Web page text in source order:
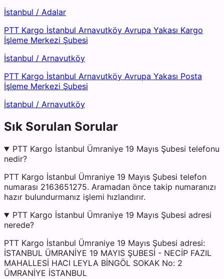
İstanbul / Adalar
PTT Kargo İstanbul Arnavutköy Avrupa Yakası Kargo
İşleme Merkezi Şubesi
İstanbul / Arnavutköy
PTT Kargo İstanbul Arnavutköy Avrupa Yakası Posta
İşleme Merkezi Şubesi
İstanbul / Arnavutköy
Sık Sorulan Sorular
PTT Kargo İstanbul Ümraniye 19 Mayıs Şubesi telefonu
nedir?
PTT Kargo İstanbul Ümraniye 19 Mayıs Şubesi telefon
numarası 2163651275. Aramadan önce takip numaranızı
hazır bulundurmanız işlemi hızlandırır.
PTT Kargo İstanbul Ümraniye 19 Mayıs Şubesi adresi
nerede?
PTT Kargo İstanbul Ümraniye 19 Mayıs Şubesi adresi:
İSTANBUL ÜMRANİYE 19 MAYIS ŞUBESİ - NECİP FAZIL
MAHALLESİ HACI LEYLA BİNGÖL SOKAK No: 2
ÜMRANİYE İSTANBUL